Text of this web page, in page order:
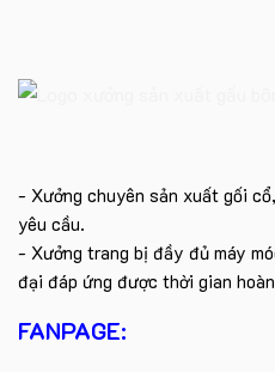
- Xưởng chuyên sản xuất gối
yêu cầu.
- Xưởng trang bị đầy đủ máy
đại đáp ứng được thời gian
FANPAGE: